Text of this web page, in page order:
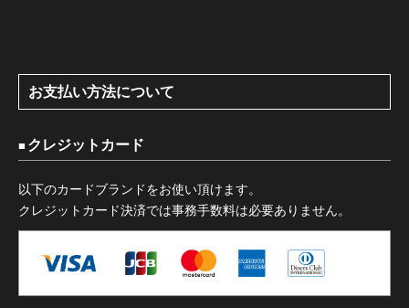
お支払い方法について
クレジットカード
以下のカードブランドをお使い頂けます。
クレジットカード決済では事務手数料は必要ありません。